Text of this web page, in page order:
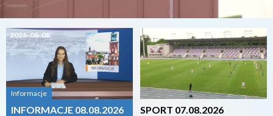
2026-08-08
Informacje
INFORMACJE 08.08.2026
2026-08-07
SPORT 07.08.2026